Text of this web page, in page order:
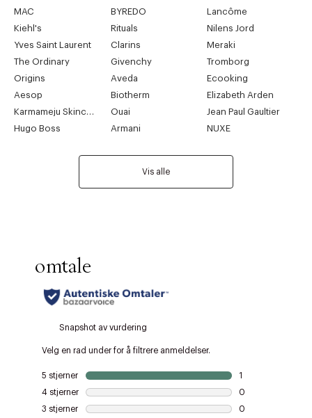
MAC
BYREDO
Lancôme
Kiehl's
Rituals
Nilens Jord
Yves Saint Laurent
Clarins
Meraki
The Ordinary
Givenchy
Tromborg
Origins
Aveda
Ecooking
Aesop
Biotherm
Elizabeth Arden
Ouai
Jean Paul Gaultier
Hugo Boss
Armani NUXE
Vis alle